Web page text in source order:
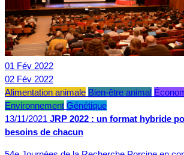
01 Fév 2022
02 Fév 2022
Alimentation animale Bien-être animal
Environnement Génétique
13/11/2021 JRP 2022 : un format hybride
besoins de chacun